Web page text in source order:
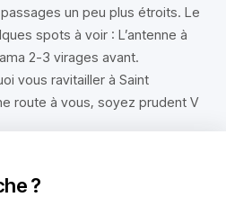
un peu plus étroits. Le
spots à voir : L’antenne à
2-3 virages avant.
vous ravitailler à Saint
route à vous, soyez prudent V
?